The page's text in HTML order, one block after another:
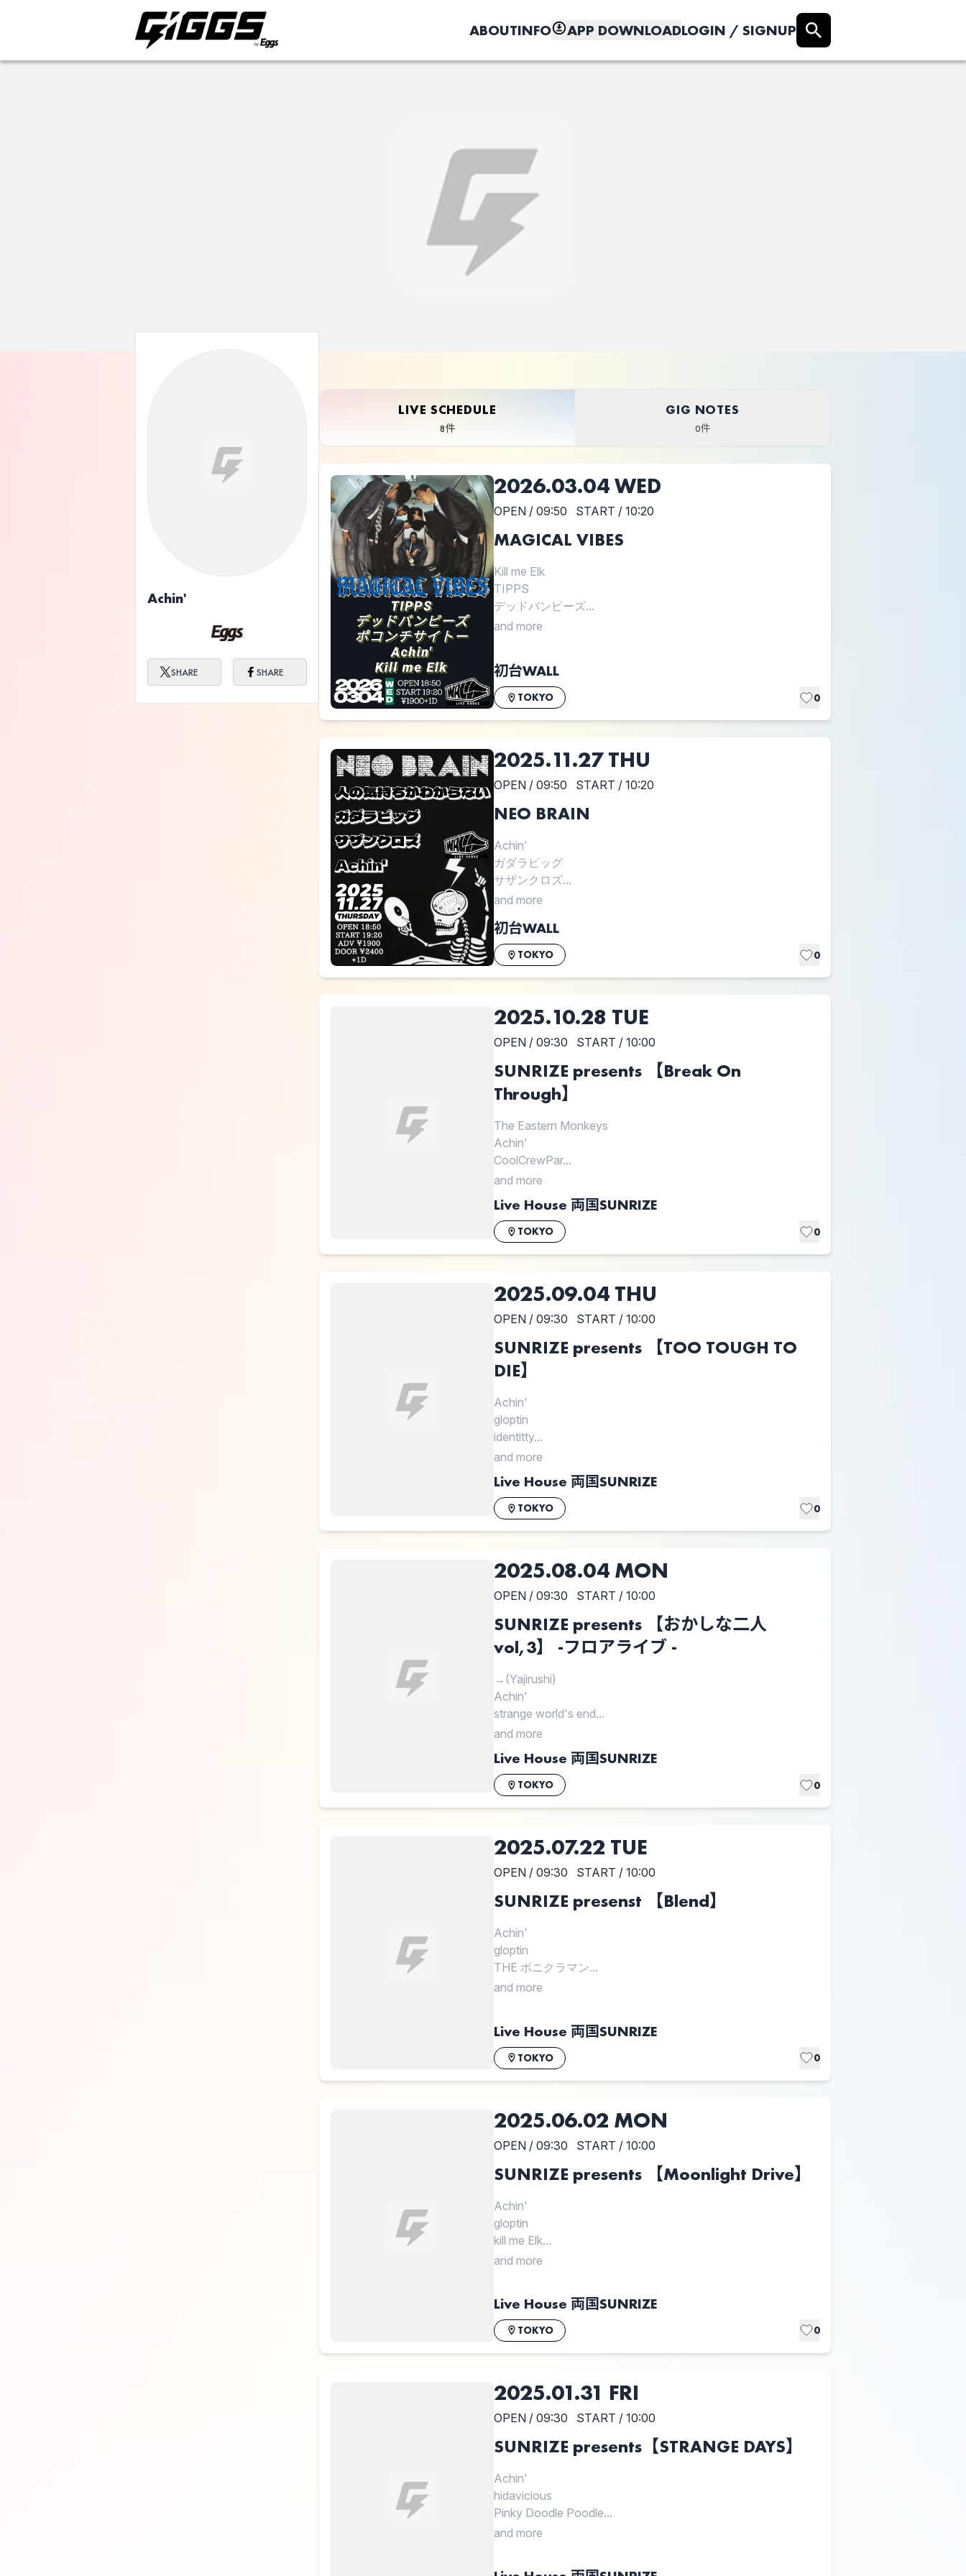
ABOUTINFO APP DOWNLOADLOGIN / SIGNUP
Achin'
SHARE SHARE
こちら
LIVE SCHEDULE
8件
GIG NOTES
0件
2026.03.04 WED
OPEN / 09:50 START / 10:20
MAGICAL VIBES
Kill me Elk
TIPPS
デッドバンビーズ...
and more
初台WALL
TOKYO 0
2025.11.27 THU
OPEN / 09:50 START / 10:20
NEO BRAIN
Achin'
ガダラピッグ
サザンクロズ...
and more
初台WALL
TOKYO 0
2025.10.28 TUE
OPEN / 09:30 START / 10:00
SUNRIZE presents 【Break On
Through】
The Eastern Monkeys
Achin'
CoolCrewPar...
and more
Live House 両国SUNRIZE
TOKYO 0
2025.09.04 THU
OPEN / 09:30 START / 10:00
SUNRIZE presents 【TOO TOUGH TO
DIE】
Achin'
gloptin
identitty...
and more
Live House 両国SUNRIZE
TOKYO 0
2025.08.04 MON
OPEN / 09:30 START / 10:00
SUNRIZE presents 【おかしな二人
vol,3】 -フロアライブ -
→(Yajirushi)
Achin'
strange world's end...
and more
Live House 両国SUNRIZE
TOKYO 0
2025.07.22 TUE
OPEN / 09:30 START / 10:00
SUNRIZE presenst 【Blend】
Achin'
gloptin
THE ボニクラマン...
and more
Live House 両国SUNRIZE
TOKYO 0
2025.06.02 MON
OPEN / 09:30 START / 10:00
SUNRIZE presents 【Moonlight Drive】
Achin'
gloptin
kill me Elk...
and more
Live House 両国SUNRIZE
TOKYO 0
2025.01.31 FRI
OPEN / 09:30 START / 10:00
SUNRIZE presents【STRANGE DAYS】
Achin'
hidavicious
Pinky Doodle Poodle...
and more